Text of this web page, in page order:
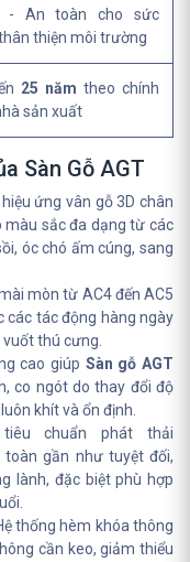
- An toàn cho sức
thiện môi trường
25 năm theo chính
sản xuất
Sàn Gỗ AGT
ứng vân gỗ 3D chân
sắc đa dạng từ các
óc chó ấm cúng, sang
mòn từ AC4 đến AC5
các tác động hàng ngày
thú cưng.
cao giúp Sàn gỗ AGT
co ngót do thay đổi độ
khít và ổn định.
chuẩn phát thải
toàn gần như tuyệt đối,
lành, đặc biệt phù hợp
thống hèm khóa thông
cần keo, giảm thiểu